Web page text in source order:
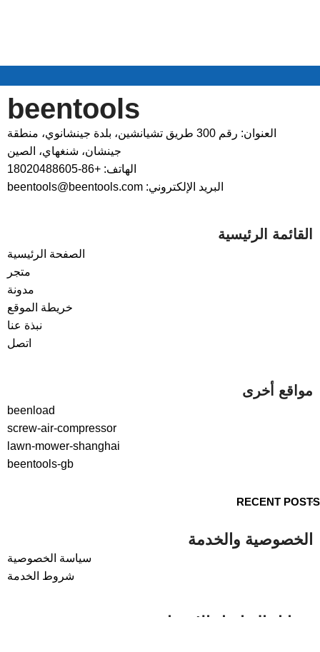
beentools
العنوان: رقم 300 طريق تشيانشين، بلدة جينشانوي، منطقة
جينشان، شنغهاي، الصين
الهاتف: +86-18020488605
البريد الإلكتروني: beentools@beentools.com
القائمة الرئيسية
الصفحة الرئيسية
متجر
مدونة
خريطة الموقع
نبذة عنا
اتصل
مواقع أخرى
beenload
screw-air-compressor
lawn-mower-shanghai
beentools-gb
RECENT POSTS
الخصوصية والخدمة
سياسة الخصوصية
شروط الخدمة
وسائل التواصل الاجتماعي